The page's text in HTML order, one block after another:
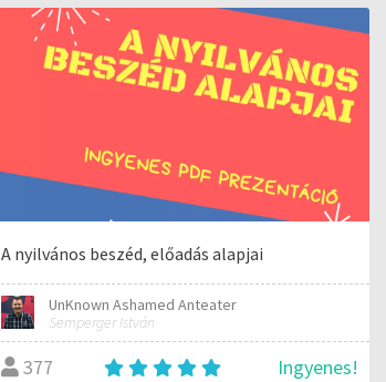
A nyilvános beszéd, előadás alapjai
UnKnown Ashamed Anteater
Semperger István
377 Ingyenes!